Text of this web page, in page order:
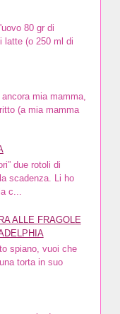
80 gr di
latte (o 250 ml di
mia mamma,
(a mia mamma
due rotoli di
scadenza. Li ho
c...
ALLE FRAGOLE
spiano, vuoi che
torta in suo